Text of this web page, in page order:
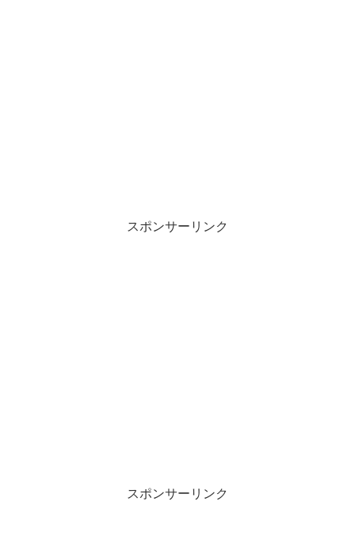
スポンサーリンク
スポンサーリンク